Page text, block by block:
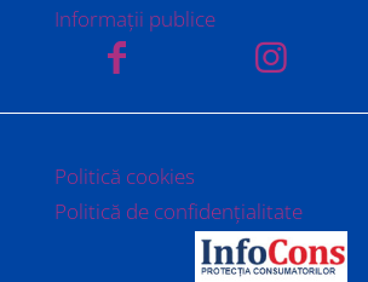
Informații publice
Politică cookies
Politică de confidențialitate